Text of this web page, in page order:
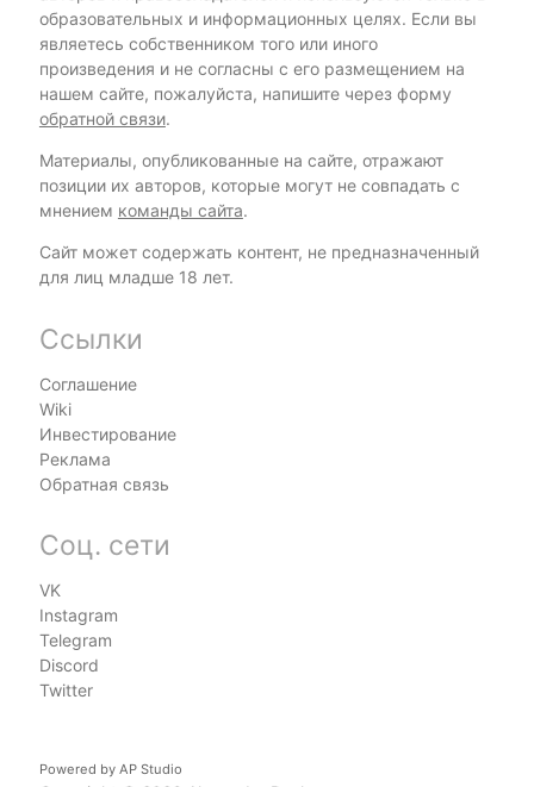
образовательных и информационных целях. Если вы
являетесь собственником того или иного
произведения и не согласны с его размещением на
нашем сайте, пожалуйста, напишите через форму
обратной связи.
Материалы, опубликованные на сайте, отражают
позиции их авторов, которые могут не совпадать с
мнением команды сайта.
Сайт может содержать контент, не предназначенный
для лиц младше 18 лет.
Ссылки
Соглашение
Wiki
Инвестирование
Реклама
Обратная связь
Соц. сети
VK
Instagram
Telegram
Discord
Twitter
Powered by AP Studio